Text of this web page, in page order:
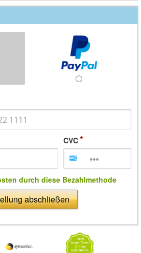
CVC
durch diese Bezahlmethode
abschließen